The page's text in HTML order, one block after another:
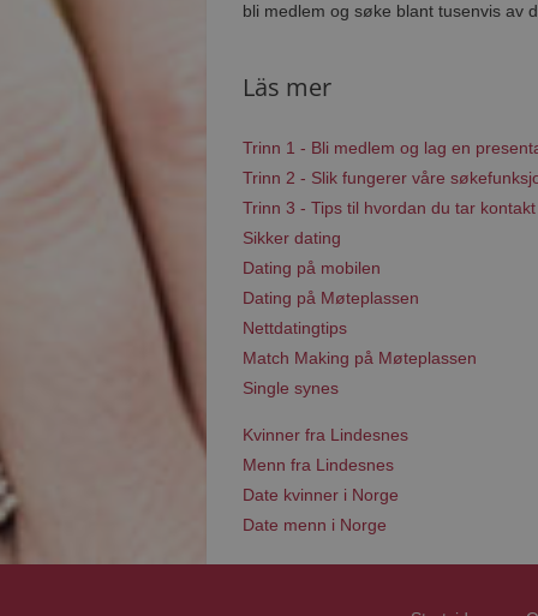
bli medlem og søke blant tusenvis av
Läs mer
Trinn 1 - Bli medlem og lag en
Trinn 2 - Slik fungerer våre
Trinn 3 - Tips til hvordan du tar kontakt
Sikker dating
Dating på mobilen
Dating på Møteplassen
Nettdatingtips
Match Making på Møteplassen
Single synes
Kvinner fra Lindesnes
Menn fra Lindesnes
Date kvinner i Norge
Date menn i Norge